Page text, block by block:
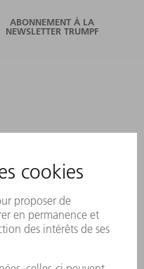
ABONNEMENT À LA
NEWSLETTER TRUMPF